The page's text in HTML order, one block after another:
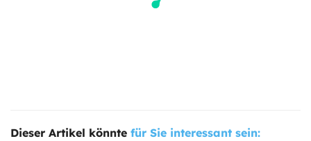
Dieser Artikel könnte für Sie interessant sein: